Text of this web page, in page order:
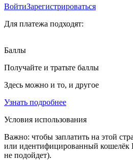
ВойтиЗарегистрироваться
Для платежа подходят:
Баллы
Получайте и тратьте баллы
Здесь можно и то, и другое
Узнать подробнее
Условия использования
Важно: чтобы заплатить на этой
или идентифицированный
не подойдет).